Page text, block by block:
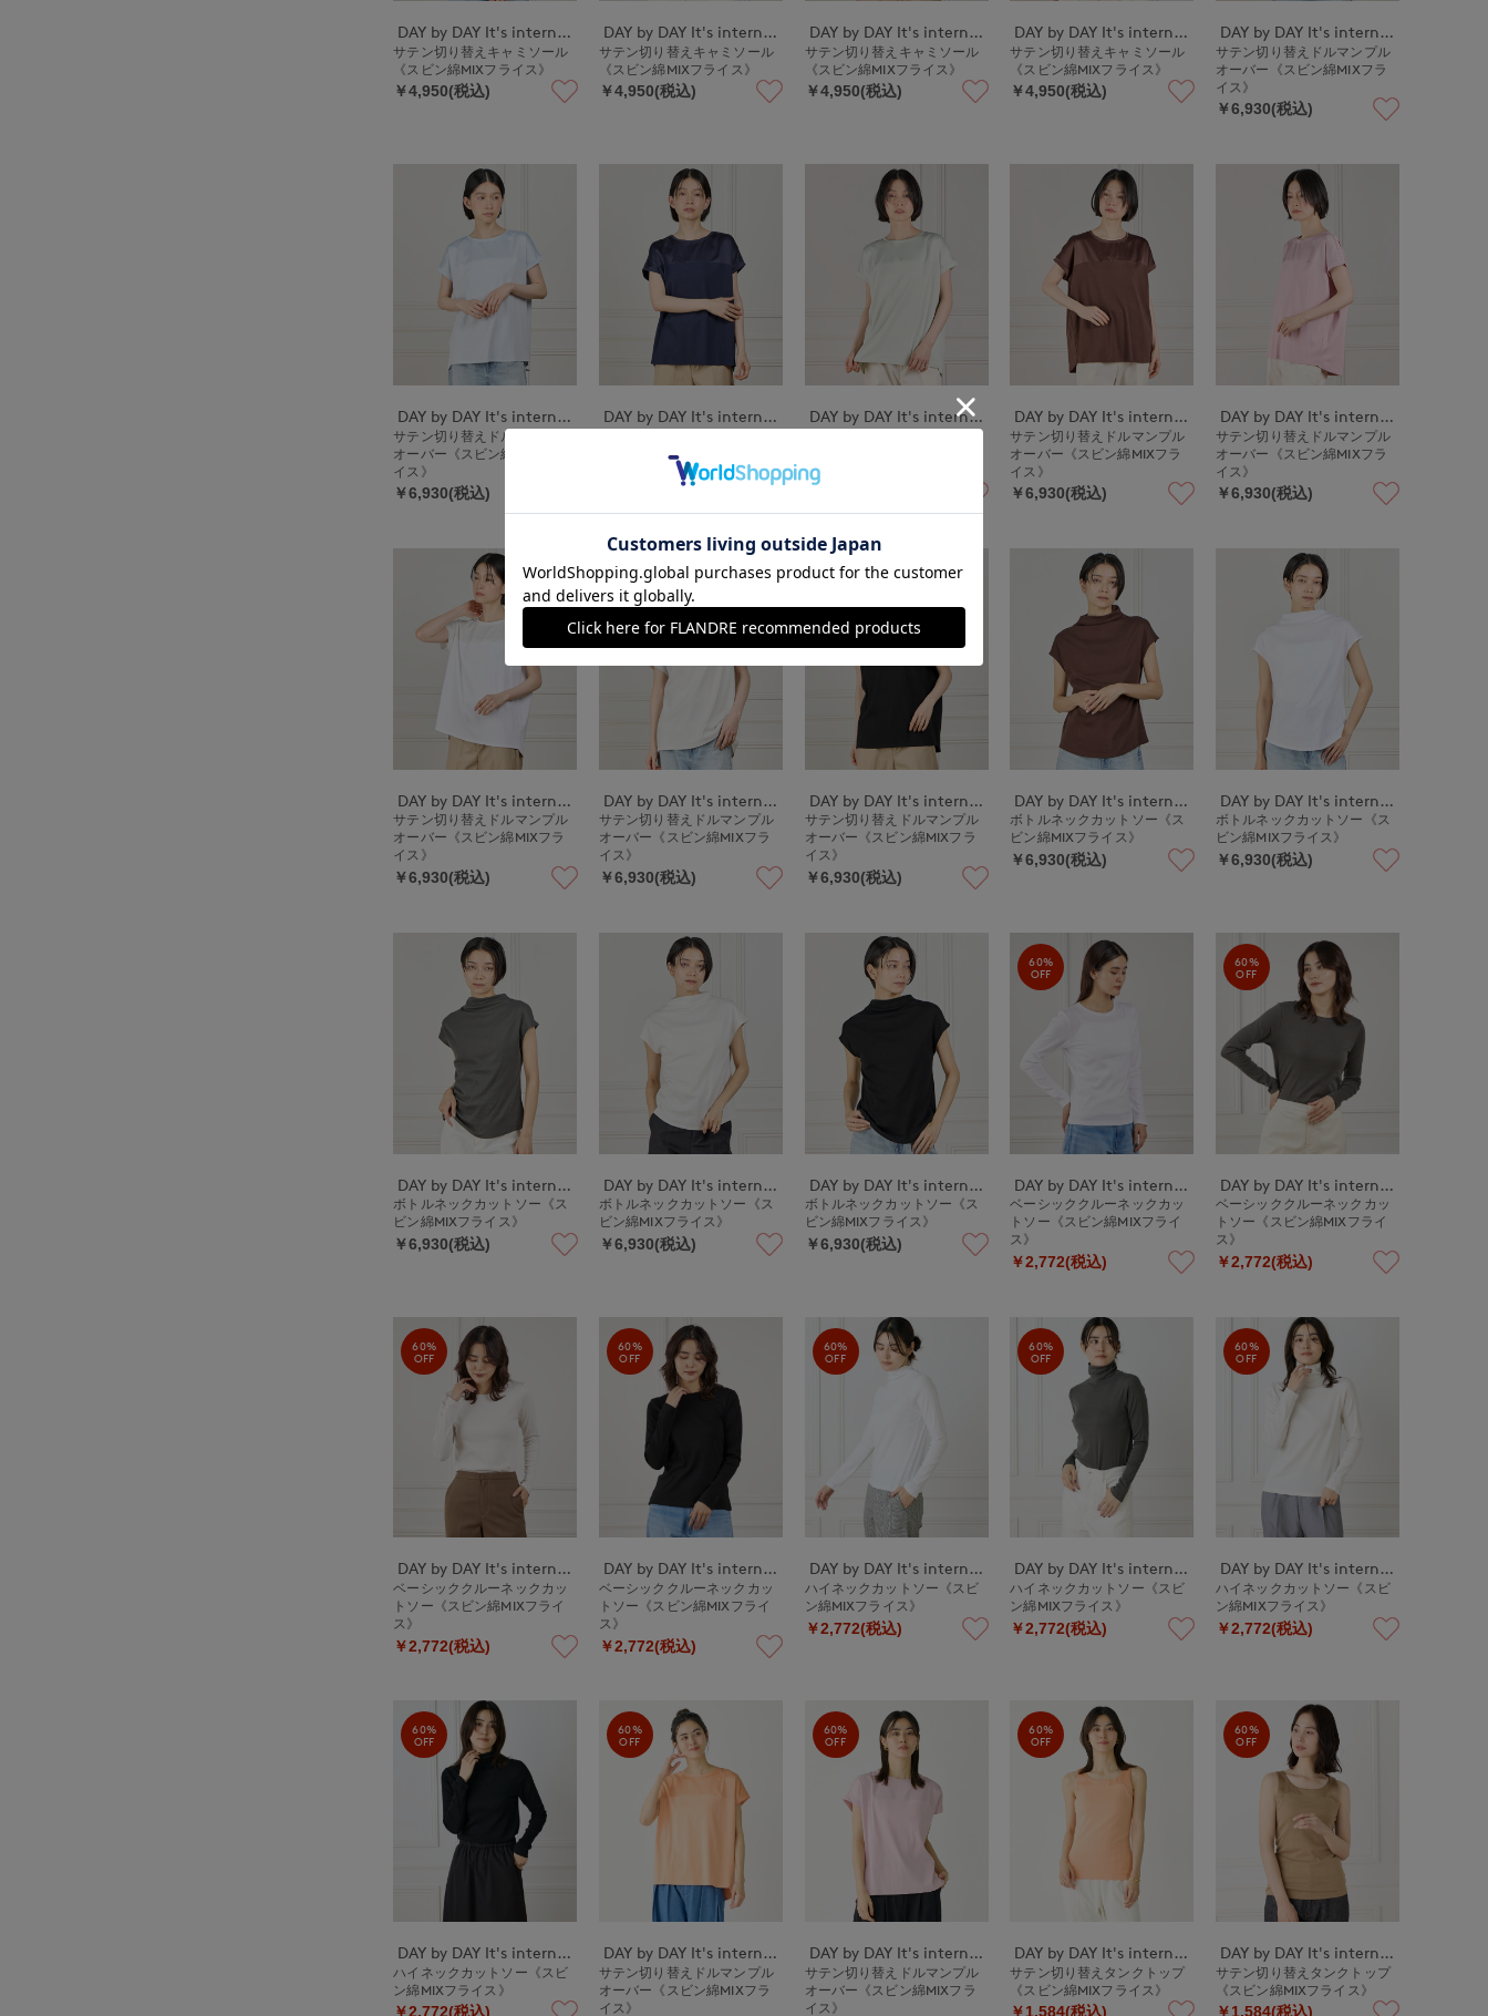
DAY by DAY It's international
サテン切り替えキャミソール
《スビン綿MIXフライス》
￥4,950(税込)
DAY by DAY It's international
サテン切り替えキャミソール
《スビン綿MIXフライス》
￥4,950(税込)
DAY by DAY It's international
サテン切り替えキャミソール
《スビン綿MIXフライス》
￥4,950(税込)
DAY by DAY It's international
サテン切り替えキャミソール
《スビン綿MIXフライス》
￥4,950(税込)
DAY by DAY It's international
サテン切り替えドルマンプル
オーバー《スビン綿MIXフラ
イス》
￥6,930(税込)
DAY by DAY It's international
サテン切り替えドルマンプル
オーバー《スビン綿MIXフラ
イス》
￥6,930(税込)
DAY by DAY It's international
オーバー《スビン綿MIXフラ
DAY by DAY It's international
イス》
DAY by DAY It's international
サテン切り替えドルマンプル
オーバー《スビン綿MIXフラ
イス》
￥6,930(税込)
DAY by DAY It's international
サテン切り替えドルマンプル
オーバー《スビン綿MIXフラ
イス》
￥6,930(税込)
DAY by DAY It's international
サテン切り替えドルマンプル
オーバー《スビン綿MIXフラ
イス》
￥6,930(税込)
DAY by DAY It's international
サテン切り替えドルマンプル
オーバー《スビン綿MIXフラ
イス》
￥6,930(税込)
DAY by DAY It's international
サテン切り替えドルマンプル
オーバー《スビン綿MIXフラ
イス》
￥6,930(税込)
DAY by DAY It's international
ボトルネックカットソー《ス
ビン綿MIXフライス》
￥6,930(税込)
DAY by DAY It's international
ボトルネックカットソー《ス
ビン綿MIXフライス》
￥6,930(税込)
DAY by DAY It's international
ボトルネックカットソー《ス
ビン綿MIXフライス》
￥6,930(税込)
DAY by DAY It's international
ボトルネックカットソー《ス
ビン綿MIXフライス》
￥6,930(税込)
DAY by DAY It's international
ボトルネックカットソー《ス
ビン綿MIXフライス》
￥6,930(税込)
60%
OFF
DAY by DAY It's international
ベーシッククルーネックカッ
トソー《スビン綿MIXフライ
ス》
￥2,772(税込)
60%
OFF
DAY by DAY It's international
ベーシッククルーネックカッ
トソー《スビン綿MIXフライ
ス》
￥2,772(税込)
60%
OFF
DAY by DAY It's international
ベーシッククルーネックカッ
トソー《スビン綿MIXフライ
ス》
￥2,772(税込)
60%
OFF
DAY by DAY It's international
ベーシッククルーネックカッ
トソー《スビン綿MIXフライ
ス》
￥2,772(税込)
60%
OFF
DAY by DAY It's international
ハイネックカットソー《スビ
ン綿MIXフライス》
￥2,772(税込)
60%
OFF
DAY by DAY It's international
ハイネックカットソー《スビ
ン綿MIXフライス》
￥2,772(税込)
60%
OFF
DAY by DAY It's international
ハイネックカットソー《スビ
ン綿MIXフライス》
￥2,772(税込)
60%
OFF
DAY by DAY It's international
ハイネックカットソー《スビ
ン綿MIXフライス》
￥2,772(税込)
60%
OFF
DAY by DAY It's international
サテン切り替えドルマンプル
オーバー《スビン綿MIXフラ
イス》
60%
OFF
DAY by DAY It's international
サテン切り替えドルマンプル
オーバー《スビン綿MIXフラ
イス》
60%
OFF
DAY by DAY It's international
サテン切り替えタンクトップ
《スビン綿MIXフライス》
￥1,584(税込)
60%
OFF
DAY by DAY It's international
サテン切り替えタンクトップ
《スビン綿MIXフライス》
￥1,584(税込)